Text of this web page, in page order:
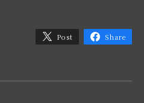
Post Share